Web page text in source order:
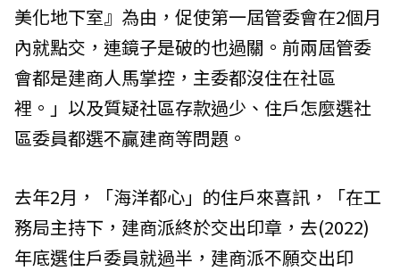
美化地下室』為由，促使第一屆管委會在2個月
內就點交，連鏡子是破的也過關。前兩屆管委
會都是建商人馬掌控，主委都沒住在社區
裡。」以及質疑社區存款過少、住戶怎麼選社
區委員都選不贏建商等問題。
去年2月，「海洋都心」的住戶來喜訊，「在工
務局主持下，建商派終於交出印章，去(2022)
年底選住戶委員就過半，建商派不願交出印